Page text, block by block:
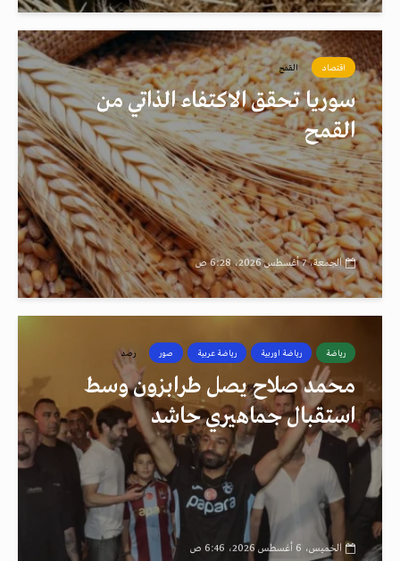
اقتصاد القمح
سوريا تحقق الاكتفاء الذاتي من
القمح
الجمعة، 7 أغسطس 2026، 6:28 ص
رياضة رياضة اوربية رياضة عربية صور رصد
محمد صلاح يصل طرابزون وسط
استقبال جماهيري حاشد
الخميس، 6 أغسطس 2026، 6:46 ص